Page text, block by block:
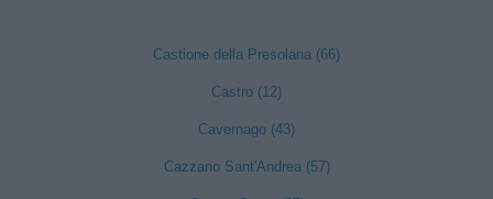
Castione della Presolana (66)
Castro (12)
Cavernago (43)
Cazzano Sant'Andrea (57)